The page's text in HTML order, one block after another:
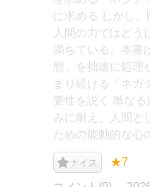
に求める しかし、
人間の力ではどう
満ちている。本書
態」を拙速に処理
まり続ける「ネガ
要性を説く 単な
みに耐え、人間と
ための能動的な心
ナイス ★7